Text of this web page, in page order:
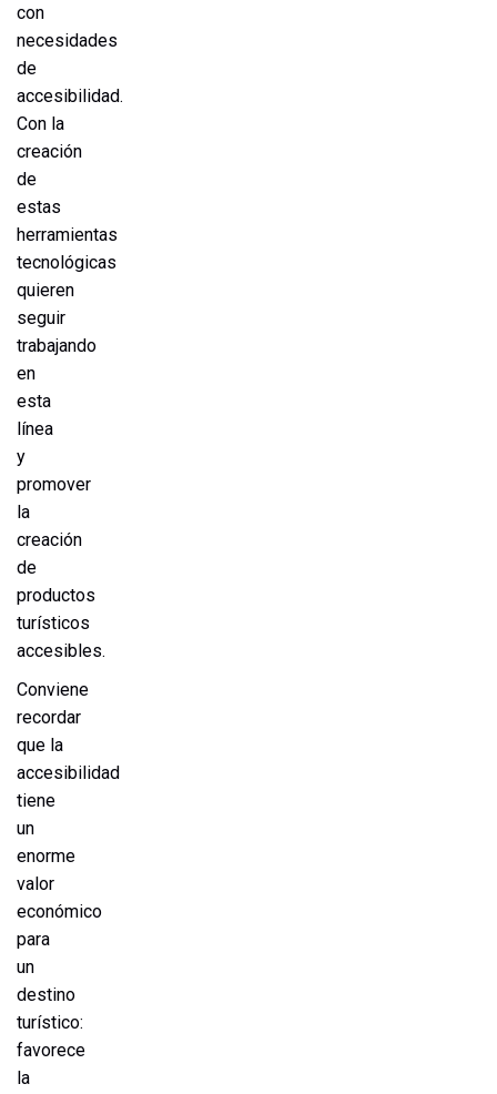
con
necesidades
de
accesibilidad.
Con la
creación
de
estas
herramientas
tecnológicas
quieren
seguir
trabajando
en
esta
línea
y
promover
la
creación
de
productos
turísticos
accesibles.
Conviene
recordar
que la
accesibilidad
tiene
un
enorme
valor
económico
para
un
destino
turístico:
favorece
la